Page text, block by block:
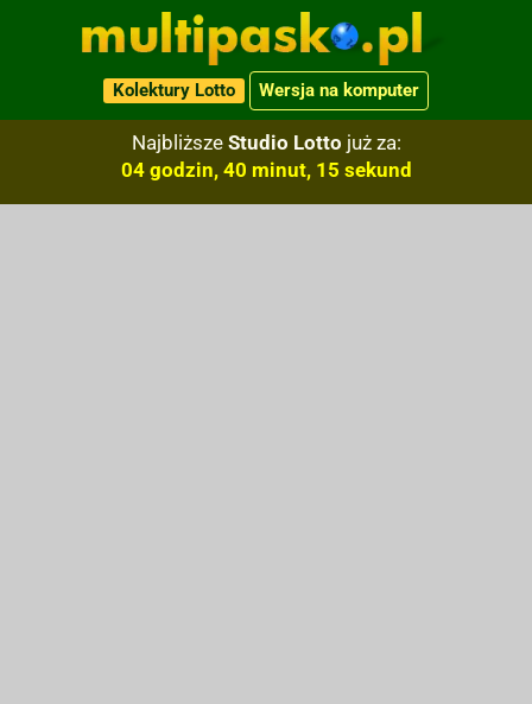
Kolektury Lotto Wersja na komputer
Najbliższe Studio Lotto już za:
04 godzin, 40 minut, 14 sekund